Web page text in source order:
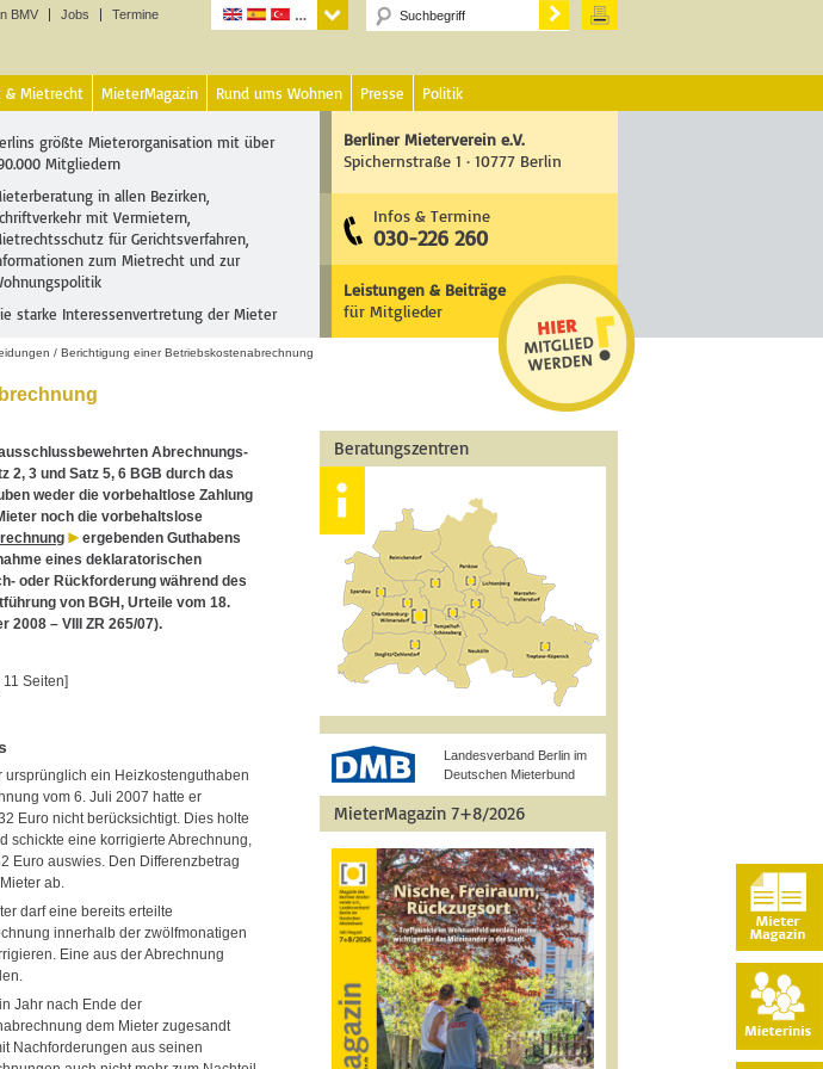
BMV Jobs Termine
& Mietrecht MieterMagazin Rund ums Wohnen Presse Politik
größte Mieterorganisation mit über
Mitgliedern
in allen Bezirken,
mit Vermietern,
für Gerichtsverfahren,
zum Mietrecht und zur
starke Interessenvertretung der Mieter
Berliner Mieterverein e.V.
Spichernstraße 1 · 10777 Berlin
Infos & Termine
030-226 260
Leistungen & Beiträge
für Mitglieder
/ Berichtigung einer Betriebskostenabrechnung
Abrechnungs-
2, 3 und Satz 5, 6 BGB durch das
weder die vorbehaltlose Zahlung
noch die vorbehaltslose
ergebenden Guthabens
eines deklaratorischen
oder Rückforderung während des
von BGH, Urteile vom 18.
2008 – VIII ZR 265/07).
11 Seiten]
ursprünglich ein Heizkostenguthaben
vom 6. Juli 2007 hatte er
Euro nicht berücksichtigt. Dies holte
schickte eine korrigierte Abrechnung,
Euro auswies. Den Differenzbetrag
ab.
darf eine bereits erteilte
innerhalb der zwölfmonatigen
Eine aus der Abrechnung
Jahr nach Ende der
dem Mieter zugesandt
Nachforderungen aus seinen
Beratungszentren
Landesverband Berlin im
Deutschen Mieterbund
MieterMagazin 7+8/2026